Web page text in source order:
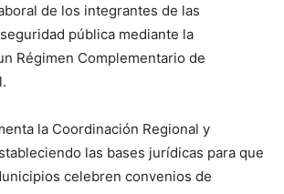
de los integrantes de las
pública mediante la
Régimen Complementario de
la Coordinación Regional y
las bases jurídicas para que
celebren convenios de